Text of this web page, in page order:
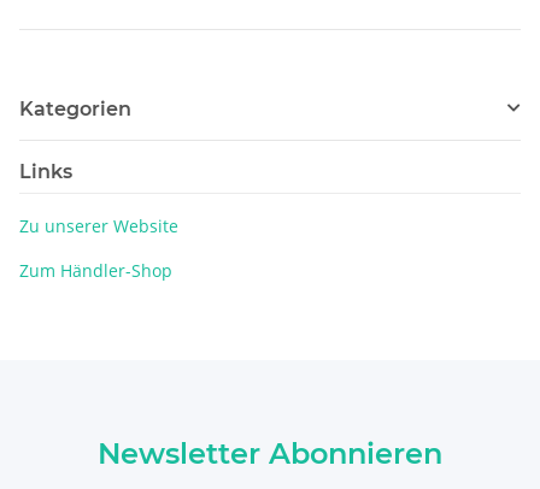
Kategorien
Links
Zu unserer Website
Zum Händler-Shop
Newsletter Abonnieren